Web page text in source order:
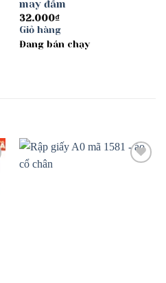
may đầm
32.000₫
Giỏ hàng
Đang bán chạy